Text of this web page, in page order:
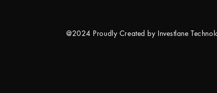
@2024 Proudly Created by Investlane